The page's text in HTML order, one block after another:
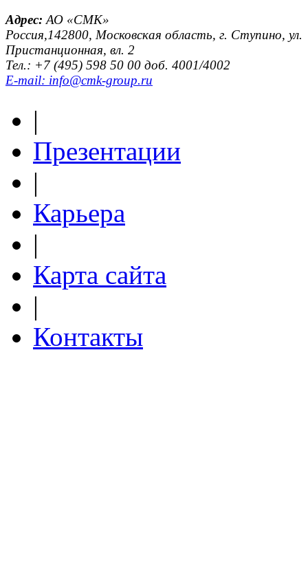
Адрес: АО «СМК»
Россия,142800, Московская область, г. Ступино, ул.
Пристанционная, вл. 2
Тел.: +7 (495) 598 50 00 доб. 4001/4002
E-mail: info@cmk-group.ru
|
Презентации
|
Карьера
|
Карта сайта
|
Контакты